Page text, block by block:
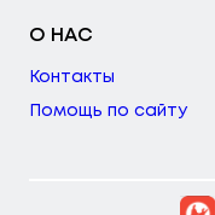
О НАС
Контакты
Помощь по сайту